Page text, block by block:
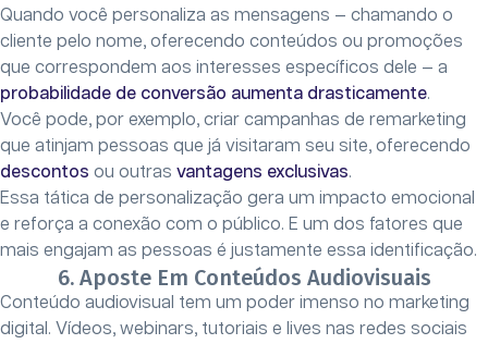
Quando você personaliza as mensagens — chamando o
cliente pelo nome, oferecendo conteúdos ou promoções
que correspondem aos interesses específicos dele — a
probabilidade de conversão aumenta drasticamente.
Você pode, por exemplo, criar campanhas de remarketing
que atinjam pessoas que já visitaram seu site, oferecendo
descontos ou outras vantagens exclusivas.
Essa tática de personalização gera um impacto emocional
e reforça a conexão com o público. E um dos fatores que
mais engajam as pessoas é justamente essa identificação.
6. Aposte Em Conteúdos Audiovisuais
Conteúdo audiovisual tem um poder imenso no marketing
digital. Vídeos, webinars, tutoriais e lives nas redes sociais